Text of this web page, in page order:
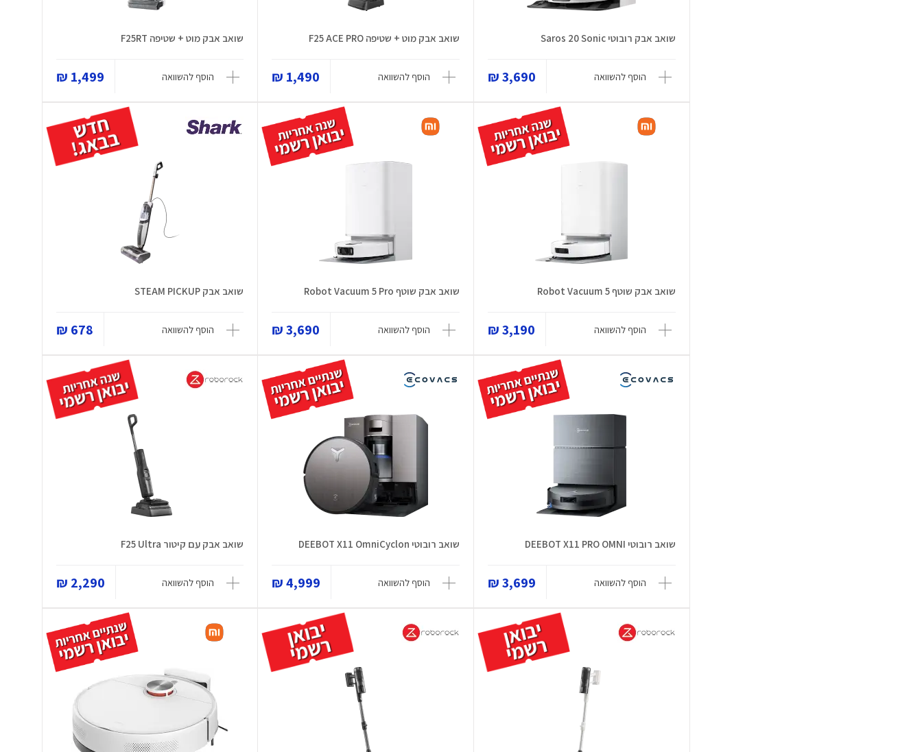
שואב אבק רובוטי Saros 20 Sonic
הוסף להשוואה 3,690 ₪
שואב אבק מוט + שטיפה F25 ACE PRO
הוסף להשוואה 1,490 ₪
שואב אבק מוט + שטיפה F25RT
הוסף להשוואה 1,499 ₪
שואב אבק שוטף Robot Vacuum 5
הוסף להשוואה 3,190 ₪
שואב אבק שוטף Robot Vacuum 5 Pro
הוסף להשוואה 3,690 ₪
שואב אבק STEAM PICKUP
הוסף להשוואה 678 ₪
שואב רובוטי DEEBOT X11 PRO OMNI
הוסף להשוואה 3,699 ₪
שואב רובוטי DEEBOT X11 OmniCyclon
הוסף להשוואה 4,999 ₪
שואב אבק עם קיטור F25 Ultra
הוסף להשוואה 2,290 ₪